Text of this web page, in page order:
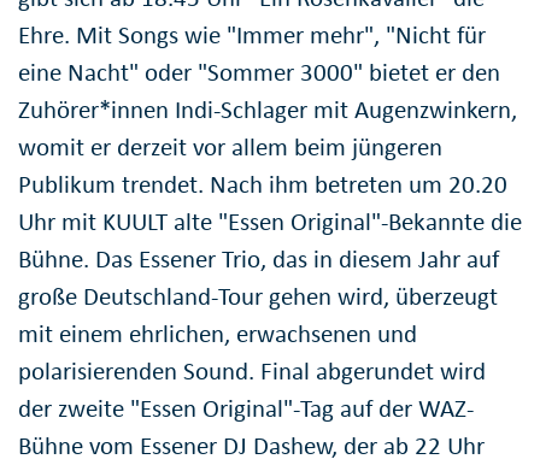
Ehre. Mit Songs wie "Immer mehr", "Nicht für
eine Nacht" oder "Sommer 3000" bietet er den
Zuhörer*innen Indi-Schlager mit Augenzwinkern,
womit er derzeit vor allem beim jüngeren
Publikum trendet. Nach ihm betreten um 20.20
Uhr mit KUULT alte "Essen Original"-Bekannte die
Bühne. Das Essener Trio, das in diesem Jahr auf
große Deutschland-Tour gehen wird, überzeugt
mit einem ehrlichen, erwachsenen und
polarisierenden Sound. Final abgerundet wird
der zweite "Essen Original"-Tag auf der WAZ-
Bühne vom Essener DJ Dashew, der ab 22 Uhr